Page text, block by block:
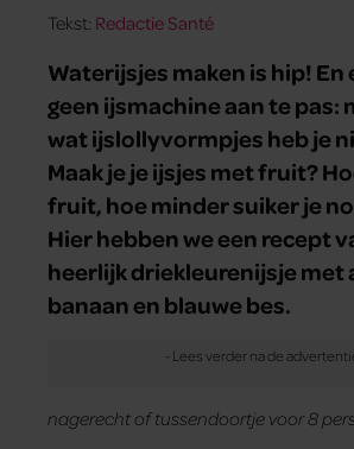
Tekst: Redactie Santé
Waterijsjes maken is hip! En
geen ijsmachine aan te pas:
wat ijslollyvormpjes heb je
Maak je je ijsjes met fruit?
fruit, hoe minder suiker je
Hier hebben we een recept
heerlijk driekleurenijsje met
banaan en blauwe bes.
nagerecht of tussendoortje voor 8